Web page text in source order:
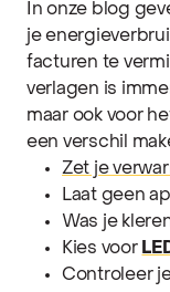
In onze blog
je
facturen te
verlagen is
maar ook voor
een verschil
Zet je
Laat geen
Was je
Kies voor
Controleer